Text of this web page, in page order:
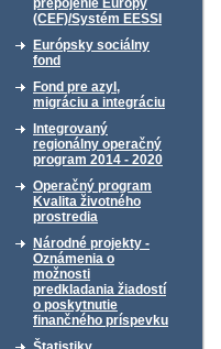
prepojenie Európy
(CEF)/Systém EESSI
Európsky sociálny
fond
Fond pre azyl,
migráciu a integráciu
Integrovaný
regionálny operačný
program 2014 - 2020
Operačný program
Kvalita životného
prostredia
Národné projekty -
Oznámenia o
možnosti
predkladania žiadostí
o poskytnutie
finančného príspevku